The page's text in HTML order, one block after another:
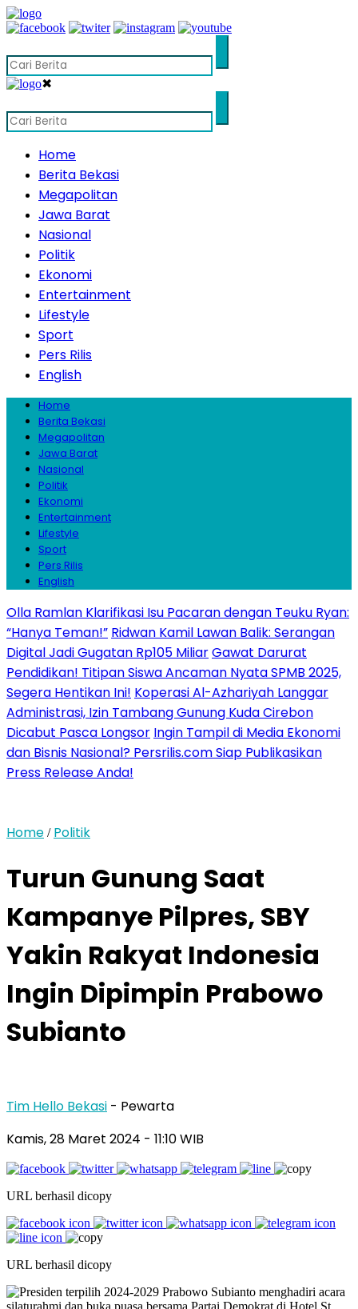
✖
Home
Berita Bekasi
Megapolitan
Jawa Barat
Nasional
Politik
Ekonomi
Entertainment
Lifestyle
Sport
Pers Rilis
English
Home
Berita Bekasi
Megapolitan
Jawa Barat
Nasional
Politik
Ekonomi
Entertainment
Lifestyle
Sport
Pers Rilis
English
Olla Ramlan Klarifikasi Isu Pacaran dengan Teuku Ryan:
“Hanya Teman!” Ridwan Kamil Lawan Balik: Serangan
Digital Jadi Gugatan Rp105 MiliarGawat Darurat
Pendidikan! Titipan Siswa Ancaman Nyata SPMB 2025,
Segera Hentikan Ini! Koperasi Al-Azhariyah Langgar
Administrasi, Izin Tambang Gunung Kuda Cirebon
Dicabut Pasca Longsor Ingin Tampil di Media Ekonomi
dan Bisnis Nasional? Persrilis.com Siap Publikasikan
Press Release Anda!
Home / Politik
Turun Gunung Saat
Kampanye Pilpres, SBY
Yakin Rakyat Indonesia
Ingin Dipimpin Prabowo
Subianto
Tim Hello Bekasi - Pewarta
Kamis, 28 Maret 2024 - 11:10 WIB
URL berhasil dicopy
URL berhasil dicopy